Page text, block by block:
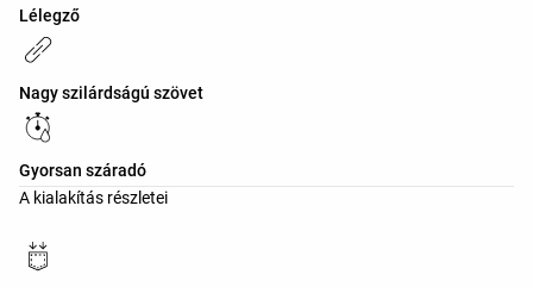
Lélegző
Nagy szilárdságú szövet
Gyorsan száradó
A kialakítás részletei